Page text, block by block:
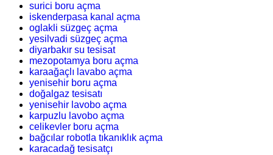
surici boru açma
iskenderpasa kanal açma
oglakli süzgeç açma
yesilvadi süzgeç açma
diyarbakır su tesisat
mezopotamya boru açma
karaağaçlı lavabo açma
yenisehir boru açma
doğalgaz tesisatı
yenisehir lavobo açma
karpuzlu lavobo açma
celikevler boru açma
bağcılar robotla tıkanıklık açma
karacadağ tesisatçı